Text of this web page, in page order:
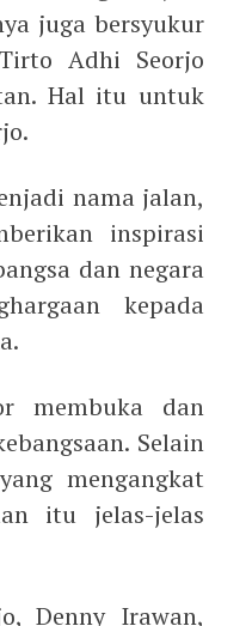
juga bersyukur
Adhi Seorjo
Hal itu untuk
nama jalan,
inspirasi
dan negara
kepada
membuka dan
Selain
mengangkat
itu jelas-jelas
Denny Irawan,